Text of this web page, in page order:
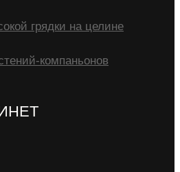
грядки на целине
компаньонов